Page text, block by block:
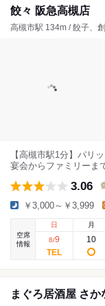
餃々 阪急高槻店
高槻市駅 134m / 餃子、
【高槻市駅1分】パリ
宴会からファミリーま
3.06
￥3,000～￥3,999
空席
情報
日
8/9
月
10
まぐろ居酒屋 さ